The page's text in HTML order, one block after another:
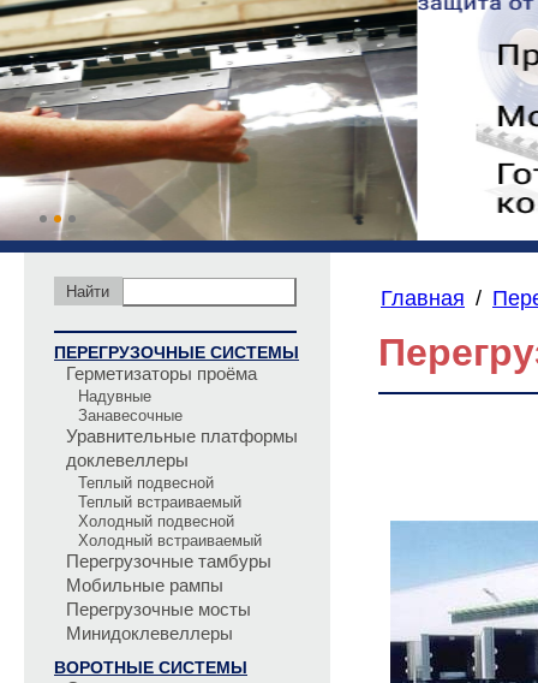
ПЕРЕГРУЗОЧНЫЕ СИСТЕМЫ
Герметизаторы проёма
Надувные
Занавесочные
Уравнительные платформы
доклевеллеры
Теплый подвесной
Теплый встраиваемый
Холодный подвесной
Холодный встраиваемый
Перегрузочные тамбуры
Мобильные рампы
Перегрузочные мосты
Минидоклевеллеры
ВОРОТНЫЕ СИСТЕМЫ
Главная /